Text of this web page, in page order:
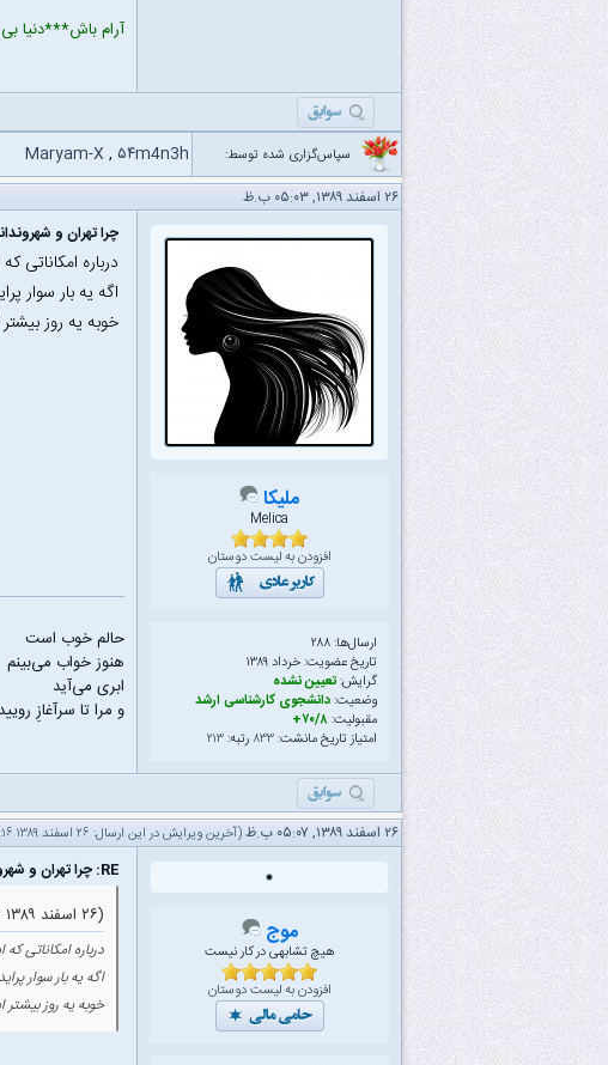
آرام باش***دنیا
سپاس‌گزاری شده توسط: ۵۴m4n3h ,
Maryam-X
۲۶ اسفند ۱۳۸۹, ۰۵:۰۳ ب.ظ
ملیکا
Melica
افزودن به لیست دوستان
ارسال‌ها: ۲۸۸
تاریخ عضویت: خرداد ۱۳۸۹
گرایش:تعیین نشده
وضعیت:دانشجوی کارشناسی ارشد
مقبولیت: ۷۰/۸+
امتیاز تاریخ مانشت:۸۳۳ رتبه:۲۱۳
چرا تهران و
درباره امکاناتی
اگه یه بار سوار
خوبه یه روز
حالم خوب است
هنوز خواب می‌بینم
ابری می‌آید
و مرا تا سرآغازِ
۲۶ اسفند ۱۳۸۹, ۰۵:۰۷ ب.ظ (آخرین ویرایش در این ارسال: ۲۶ اسفند ۱۳۸۹ ۰۵:۱۶ ب.ظ، توسط
موج
هیچ تشابهی در کار نیست
افزودن به لیست دوستان
RE: چرا تهران و شهروندانش از حداقل امکانات شهری محروم هستند؟
(۲۶ اسفند ۱۳۸۹ ۰۵:۰۳ ب.ظ)
درباره امکاناتی
اگه یه بار سوار
خوبه یه روز بیشتر